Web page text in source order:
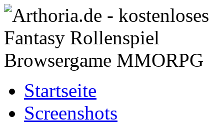
Startseite
Screenshots